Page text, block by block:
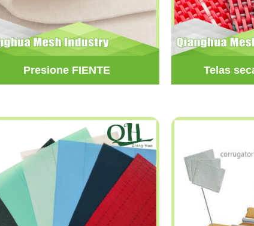
Presione FIENTE Telas